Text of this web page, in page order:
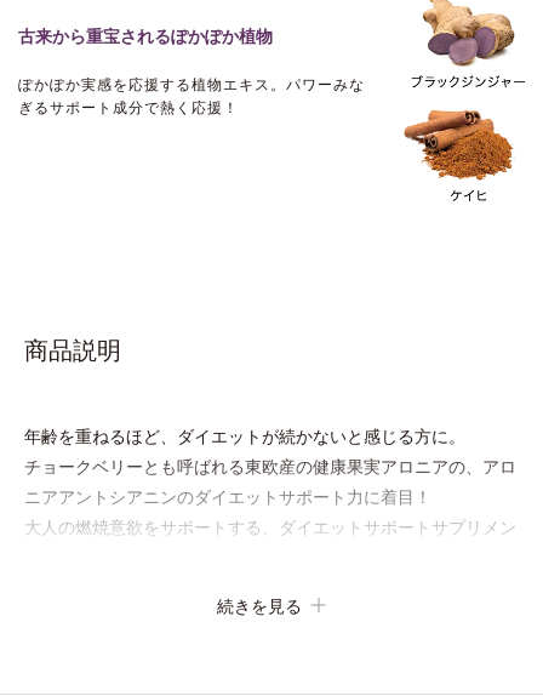
古来から重宝されるぽかぽか植物
ぽかぽか実感を応援する植物エキス。 パワーみな
ぎるサポート成分で熱く応援！
商品説明
年齢を重ねるほど、ダイエットが続かないと感じる方に。
チョークベリーとも呼ばれる東欧産の健康果実アロニアの、アロ
ニアアントシアニンのダイエットサポート力に着目！
大人の燃焼意欲をサポートする、ダイエットサポートサプリメン
わり、その特有成分を抽出。安定して一定量配合できるよう、規
続きを見る